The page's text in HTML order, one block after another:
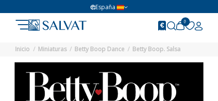
España
0
Inicio Miniaturas Betty Boop Dance Betty Boop. Salsa